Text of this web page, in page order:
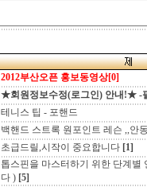
2012부산오픈 홍보동영상[0]
★회원정보수정(로그인) 안내!★ -
테니스 팁 - 포핸드
백핸드 스트록 원포인트 레슨 ,,안
초급드릴,시작이 중요합니다 [1]
톱스핀을 마스터하기 위한 단계별
다 ) [5]